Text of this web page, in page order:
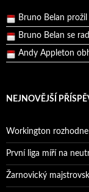
Bruno Belan
Bruno Belan se
Andy Appleton
NEJNOVĚJŠÍ
Workington
První liga míří na
Žarnovický